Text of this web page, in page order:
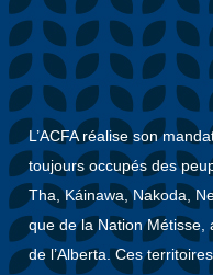
L’ACFA réalise son
toujours occupés des
Tha, Káinawa, Nakoda,
que de la Nation Métisse,
de l’Alberta. Ces